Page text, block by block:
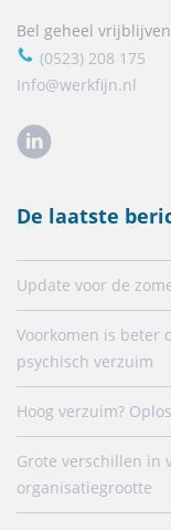
Bel geheel
(0523) 208 175
Info@werkfijn.nl
De laatste
Update voor de
Voorkomen is beter
psychisch verzuim
Hoog verzuim?
Grote verschillen in
organisatiegrootte